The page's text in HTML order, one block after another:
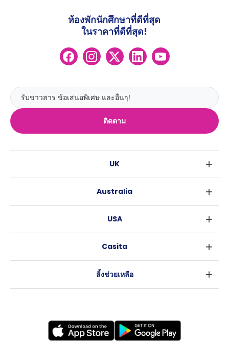
ติดตาม
ห้องพักนักศึกษาที่ดีที่สุด
ในราคาที่ดีที่สุด!
UK
เอดินเบอระ
ลีดส์
โคเวนทรี
เลสเตอร์
Australia
บริสเบน
อะเดลายด์
USA
แอตแลนตา
Casita
ลิ้งช่วยเหลือ